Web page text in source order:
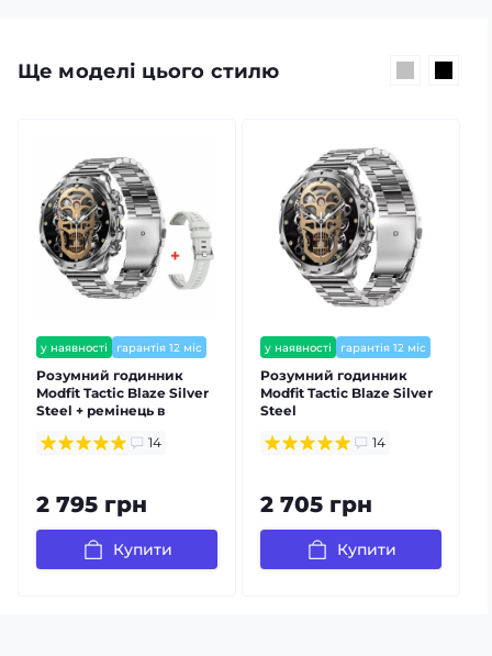
Ще моделі цього стилю
у наявності
гарантія 12 міс
⭐ хіт продажів
Розумний годинник
Modfit Tactic Blaze Silver
Steel + ремінець в
14
2 795 грн
Купити
у наявності
гарантія 12 міс
⭐ хіт продажів
Розумний годинник
Modfit Tactic Blaze Silver
Steel
14
2 705 грн
Купити